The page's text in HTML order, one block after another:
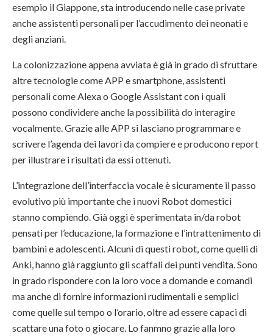
esempio il Giappone, sta introducendo nelle case private
anche assistenti personali per l’accudimento dei neonati e
degli anziani.
La colonizzazione appena avviata è già in grado di sfruttare
altre tecnologie come APP e smartphone, assistenti
personali come Alexa o Google Assistant con i quali
possono condividere anche la possibilità do interagire
vocalmente. Grazie alle APP si lasciano programmare e
scrivere l’agenda dei lavori da compiere e producono report
per illustrare i risultati da essi ottenuti.
L’integrazione dell’interfaccia vocale è sicuramente il passo
evolutivo più importante che i nuovi Robot domestici
stanno compiendo. Già oggi è sperimentata in/da robot
pensati per l’educazione, la formazione e l’intrattenimento di
bambini e adolescenti. Alcuni di questi robot, come quelli di
Anki, hanno già raggiunto gli scaffali dei punti vendita. Sono
in grado rispondere con la loro voce a domande e comandi
ma anche di fornire informazioni rudimentali e semplici
come quelle sul tempo o l’orario, oltre ad essere capaci di
scattare una foto o giocare. Lo fanmno grazie alla loro